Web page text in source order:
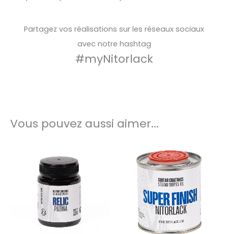
Partagez vos réalisations sur les réseaux sociaux
avec notre hashtag
#myNitorlack
Vous pouvez aussi aimer...